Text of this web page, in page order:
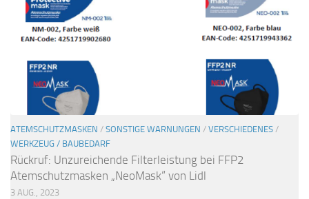
ATEMSCHUTZMASKEN / SONSTIGE WARNUNGEN / VERSCHIEDENES /
WERKZEUG / BAUBEDARF
Rückruf: Unzureichende Filterleistung bei FFP2
Atemschutzmasken „NeoMask“ von Lidl
3 AUG., 2023